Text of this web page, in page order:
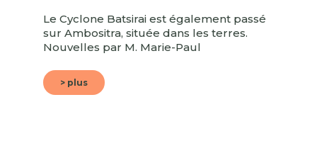
Le Cyclone Batsirai est également passé
sur Ambositra, située dans les terres.
Nouvelles par M. Marie-Paul
> plus